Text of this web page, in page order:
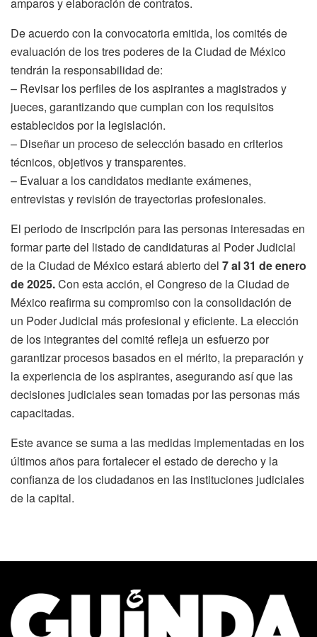
De acuerdo con la convocatoria emitida, los comités de
evaluación de los tres poderes de la Ciudad de México
tendrán la responsabilidad de:
– Revisar los perfiles de los aspirantes a magistrados y
jueces, garantizando que cumplan con los requisitos
establecidos por la legislación.
– Diseñar un proceso de selección basado en criterios
técnicos, objetivos y transparentes.
– Evaluar a los candidatos mediante exámenes,
entrevistas y revisión de trayectorias profesionales.
El periodo de inscripción para las personas interesadas en
formar parte del listado de candidaturas al Poder Judicial
de la Ciudad de México estará abierto del 7 al 31 de enero
de 2025.Con esta acción, el Congreso de la Ciudad de
México reafirma su compromiso con la consolidación de
un Poder Judicial más profesional y eficiente. La elección
de los integrantes del comité refleja un esfuerzo por
garantizar procesos basados en el mérito, la preparación y
la experiencia de los aspirantes, asegurando así que las
decisiones judiciales sean tomadas por las personas más
capacitadas.
Este avance se suma a las medidas implementadas en los
últimos años para fortalecer el estado de derecho y la
confianza de los ciudadanos en las instituciones judiciales
de la capital.